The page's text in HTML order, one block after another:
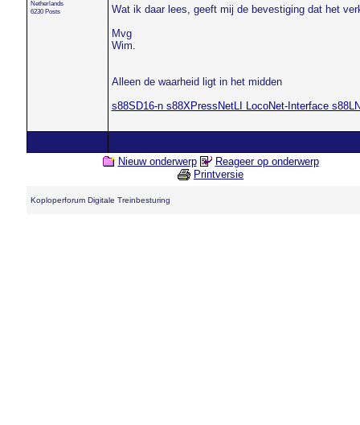
Netherlands
6230 Posts
Wat ik daar lees, geeft mij de bevestiging dat het
Mvg
Wim.
Alleen de waarheid ligt in het midden
s88SD16-n s88XPressNetLI LocoNet-Interface
Nieuw onderwerp
Reageer op onderwerp
Printversie
Koploperforum Digitale Treinbesturing